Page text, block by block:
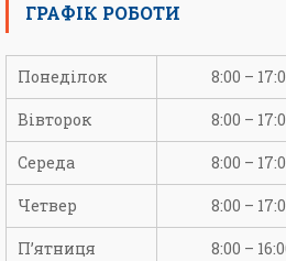
ГРАФІК РОБОТИ
Понеділок 8:00 –
Вівторок 8:00 –
Середа 8:00 –
Четвер 8:00 –
П’ятниця 8:00 –